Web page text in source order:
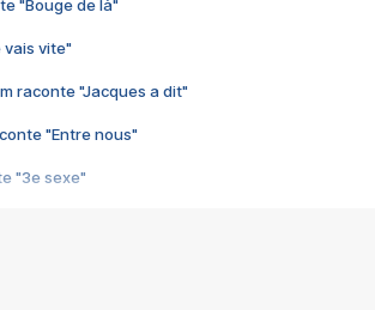
"Bouge de là"
vais vite"
raconte "Jacques a dit"
"Entre nous"
"3e sexe"